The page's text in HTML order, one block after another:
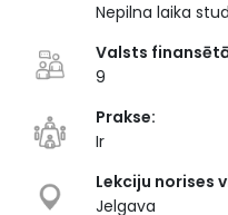
Nepilna laika
Valsts
9
Prakse:
Ir
Lekciju norises
Jelgava